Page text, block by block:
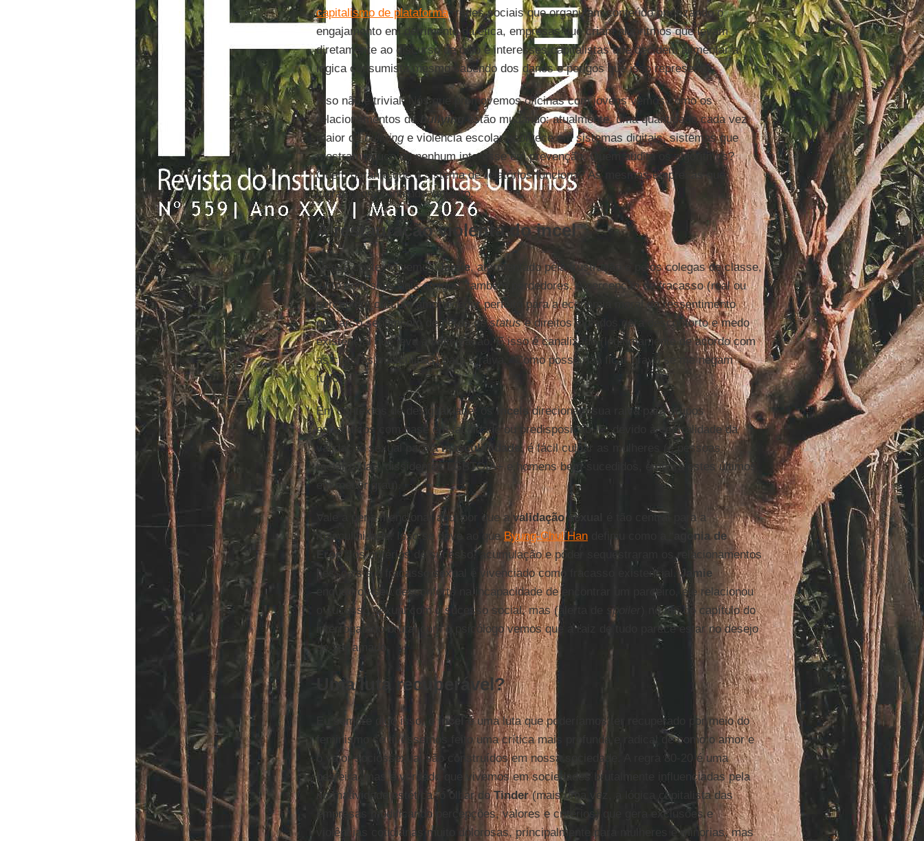
capitalismo de plataforma: redes sociais que organizam conteúdo priorizando o
engajamento em detrimento da ética, empresas que criam algoritmos que levam
diretamente ao discurso de ódio e interesses capitalistas que decidem alimentar a
lógica consumista mesmo sabendo dos danos e perigos que isso representa.
Isso não é trivial. Nós que promovemos oficinas com jovens vemos como os
relacionamentos debullying
estão mudando: atualmente, uma quantidade cada vez
maior debullyinge violência escolar acontece em sistemas digitais, sistemas que
mostram pouco ou nenhum interesse em prevenção. Quem audita os algoritmos?
Quem garante que o sistema de relatórios funciona? As mesmas empresas que
lucram com conteúdo violento.
A restauração violenta do incel
Nesse contexto vemosJamie, atormentado pela frustração e pelos colegas de classe,
junto com seus dois amigos, também perdedores. A percepção de fracasso (real ou
percebido) cria um amortecedor perfeito para a economia moral do ressentimento
operar: o sentimento de perda destatuse direitos violados gera desconforto e medo
existencial que leva à vitimização. E isso é canalizado (legitimamente de acordo com
as culturas masculinas) para a raiva. “Como posso não ficar bravo se me negam
tudo?”
Em contextos de desigualdade, os incelsdirecionam sua raiva para grupos
específicos com base em facilidade ou predisposição. E, devido à centralidade da
validação sexual para amasculinidade , é fácil culpar as mulheres (e pessoas
racializadas, dissidentes LGBTQIA+ e homens bem-sucedidos, embora estes últimos
em menor grau).
Vale a pena mencionar aqui por que a validação sexual
é tão central para a
masculinidade. Isso se deve ao que Byung-Chul Handefiniu como a “
agonia de
Eros”: os critérios de sucesso, acumulação e poder sequestraram os relacionamentos
pessoais e o fracasso sexual é vivenciado como fracasso existencial.Jamie
enquadrou seu desconforto na incapacidade de encontrar um parceiro, ele relacionou
o sucesso sexual com o sucesso social, mas (alerta de
spoiler
) no fim do capítulo do
interrogatório brutal com o psicólogo vemos que a raiz de tudo parece estar no desejo
de ser amado.
Uma luta recuperável?
Eu sempre digo isso: oincel
é uma luta que poderíamos ter recuperado por meio do
feminismo se tivéssemos feito uma crítica mais profunda e radical de como o amor e
o valor sociossexual são construídos em nossa sociedade. A regra 80-20 é uma
besteira, mas é verdade que vivemos em sociedades brutalmente influenciadas pela
normatividade estética, o olhar doTinder(mais uma vez, a lógica capitalista das
empresas modificando percepções, valores e critérios) que gera exclusões e
violências cotidianas muito dolorosas, principalmente para mulheres e minorias, mas